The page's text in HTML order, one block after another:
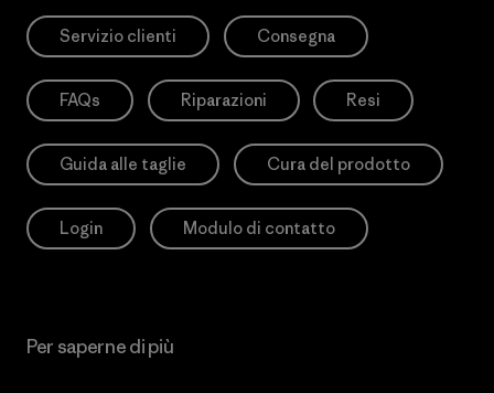
Servizio clienti Consegna
FAQs Riparazioni Resi
Guida alle taglie Cura del prodotto
Login Modulo di contatto
Per saperne di più